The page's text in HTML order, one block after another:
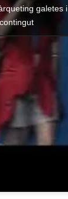
galetes i